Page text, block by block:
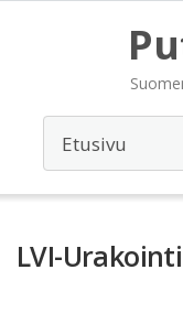
LVI-